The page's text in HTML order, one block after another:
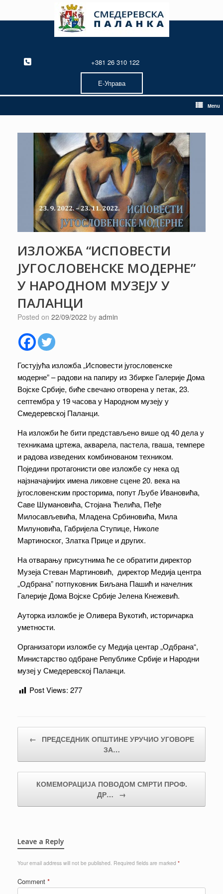
content
+381 26 310 122
Е-Управа
Menu
ИЗЛОЖБА “ИСПОВЕСТИ
ЈУГОСЛОВЕНСКЕ МОДЕРНЕ”
У НАРОДНОМ МУЗЕЈУ У
ПАЛАНЦИ
Posted on 22/09/2022 by admin
Гостујућа изложба „Исповести југословенске
модерне” – радови на папиру из Збирке Галерије Дома
Војске Србије, биће свечано отворена у петак, 23.
септембра у 19 часова у Народном музеју у
Смедеревској Паланци.
На изложби ће бити представљено више од 40 дела у
техникама цртежа, акварела, пастела, гваша, темпере
и радова изведених комбинованом техником.
Поједини протагонисти ове изложбе су нека од
најзначајнијих имена ликовне сцене 20. века на
југословенским просторима, попут Љубе Ивановића,
Саве Шумановића, Стојана Ћелића, Пеђе
Милосављевића, Младена Србиновића, Мила
Милуновића, Габријела Ступице, Николе
Мартиноског, Златка Прице и других.
На отварању присутнима ће се обратити директор
Музеја Стеван Мартиновић, директор Медија центра
„Одбрана” потпуковник Биљана Пашић и начелник
Галерије Дома Војске Србије Јелена Кнежевић.
Ауторка изложбе је Оливера Вукотић, историчарка
уметности.
Организатори изложбе су Медија центар „Одбрана“,
Министарство одбране Републике Србије и Народни
музеј у Смедеревској Паланци.
Post Views: 277
←
ПРЕДСЕДНИК ОПШТИНЕ УРУЧИО УГОВОРЕ
ЗА…
КОМЕМОРАЦИЈА ПОВОДОМ СМРТИ ПРОФ.
ДР…
→
Leave a Reply
Your email address will not be published. Required fields are marked *
Comment *